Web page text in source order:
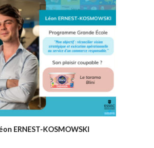
ERNEST-KOSMOWSKI